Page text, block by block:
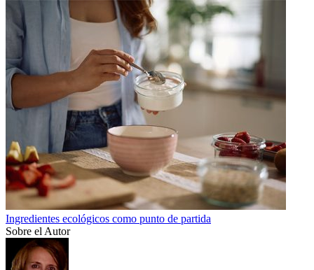
Ingredientes ecológicos como punto de partida
Sobre el Autor